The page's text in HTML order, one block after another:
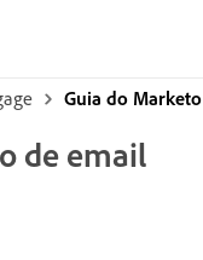
Guia do Marketo
de email